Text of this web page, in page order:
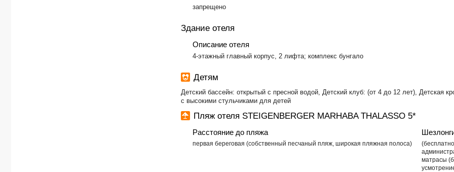
запрещено
Здание отеля
Описание отеля
4-этажный главный корпус, 2 лифта; комплекс бунгало
Детям
Детский бассейн: открытый с пресной водой, Детский клуб: (от 4 до 12 лет), Детская
с высокими стульчиками для детей
Пляж отеля STEIGENBERGER MARHABA THALASSO 5*
Расстояние до пляжа
первая береговая (собственный песчаный пляж, широкая пляжная полоса)
матрасы